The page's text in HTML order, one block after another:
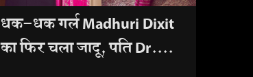
धक-धक गर्ल Madhuri Dixit
का फिर चला जादू, पति Dr....